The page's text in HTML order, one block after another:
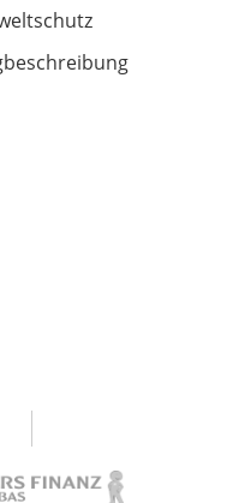
Flachband
Euro Module
wenn nicht
hilfreich